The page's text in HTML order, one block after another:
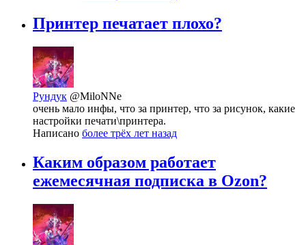
Принтер печатает плохо?
Рундук @MiloNNe
очень мало инфы, что за принтер, что за рисунок, какие
настройки печати\принтера.
Написано более трёх лет назад
Каким образом работает
ежемесячная подписка в Ozon?